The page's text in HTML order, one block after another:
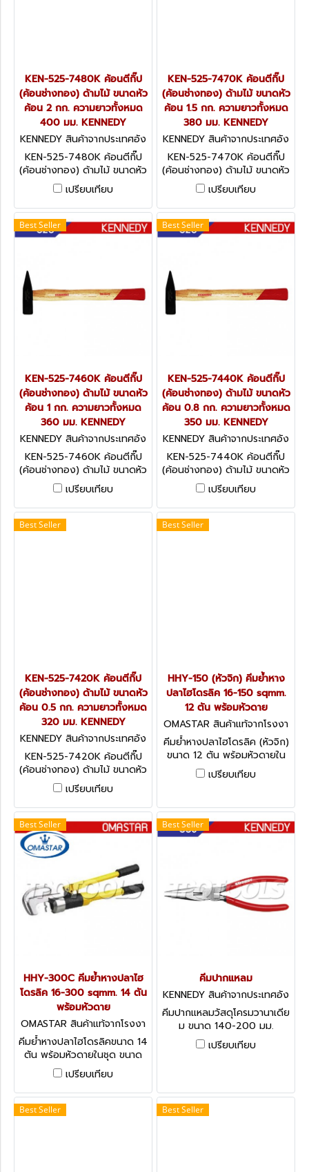
KEN-525-7480K ค้อนตีกิ๊ป
(ค้อนช่างทอง) ด้ามไม้ ขนาดหัว
ค้อน 2 กก. ความยาวทั้งหมด
400 มม. KENNEDY
KENNEDY สินค้าจากประเทศอัง
กฤษ KEN-525-7480K
KEN-525-7480K ค้อนตีกิ๊ป
(ค้อนช่างทอง) ด้ามไม้ ขนาดหัว
ค้อน 2 กก. ความยาวทั้งหมด
400 มม. KENNEDY
เปรียบเทียบ
KEN-525-7470K ค้อนตีกิ๊ป
(ค้อนช่างทอง) ด้ามไม้ ขนาดหัว
ค้อน 1.5 กก. ความยาวทั้งหมด
380 มม. KENNEDY
KENNEDY สินค้าจากประเทศอัง
กฤษ KEN-525-7470K
KEN-525-7470K ค้อนตีกิ๊ป
(ค้อนช่างทอง) ด้ามไม้ ขนาดหัว
ค้อน 1.5 กก. ความยาวทั้งหมด
380 มม. KENNEDY
เปรียบเทียบ
Best Seller
KEN-525-7460K ค้อนตีกิ๊ป
(ค้อนช่างทอง) ด้ามไม้ ขนาดหัว
ค้อน 1 กก. ความยาวทั้งหมด
360 มม. KENNEDY
KENNEDY สินค้าจากประเทศอัง
กฤษ KEN-525-7460K
KEN-525-7460K ค้อนตีกิ๊ป
(ค้อนช่างทอง) ด้ามไม้ ขนาดหัว
ค้อน 1 กก. ความยาวทั้งหมด
360 มม. KENNEDY
เปรียบเทียบ
Best Seller
KEN-525-7440K ค้อนตีกิ๊ป
(ค้อนช่างทอง) ด้ามไม้ ขนาดหัว
ค้อน 0.8 กก. ความยาวทั้งหมด
350 มม. KENNEDY
KENNEDY สินค้าจากประเทศอัง
กฤษ KEN-525-7440K
KEN-525-7440K ค้อนตีกิ๊ป
(ค้อนช่างทอง) ด้ามไม้ ขนาดหัว
ค้อน 0.8 กก. ความยาวทั้งหมด
350 มม. KENNEDY
เปรียบเทียบ
Best Seller
KEN-525-7420K ค้อนตีกิ๊ป
(ค้อนช่างทอง) ด้ามไม้ ขนาดหัว
ค้อน 0.5 กก. ความยาวทั้งหมด
320 มม. KENNEDY
KENNEDY สินค้าจากประเทศอัง
กฤษ KEN-525-7420K
KEN-525-7420K ค้อนตีกิ๊ป
(ค้อนช่างทอง) ด้ามไม้ ขนาดหัว
ค้อน 0.5 กก. ความยาวทั้งหมด
320 มม. KENNEDY
เปรียบเทียบ
Best Seller
HHY-150 (หัวจิก) คีมย้ำหาง
ปลาไฮโดรลิค 16-150 sqmm.
12 ตัน พร้อมหัวดาย
OMASTAR สินค้าแท้จากโรงงา
น HHY-150 (หัวจิก)
คีมย้ำหางปลาไฮโดรลิค (หัวจิก)
ขนาด 12 ตัน พร้อมหัวดายใน
ชุด ขนาด 16 - 150 มม. บรรจุ
กล่องพลาสติก
เปรียบเทียบ
Best Seller
HHY-300C คีมย้ำหางปลาไฮ
โดรลิค 16-300 sqmm. 14 ตัน
พร้อมหัวดาย
OMASTAR สินค้าแท้จากโรงงา
น HHY-300C
คีมย้ำหางปลาไฮโดรลิคขนาด 14
ตัน พร้อมหัวดายในชุด ขนาด
16 - 300 มม. บรรจุกล่อง
พลาสติก
เปรียบเทียบ
Best Seller
คีมปากแหลม
KENNEDY สินค้าจากประเทศอัง
กฤษ-1
คีมปากแหลมวัสดุโครมวานาเดีย
ม ขนาด 140-200 มม.
Kennedy Snipe Nose Pliers
with Cutter
เปรียบเทียบ
Best Seller Best Seller